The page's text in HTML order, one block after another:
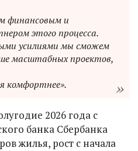
финансовым и
этого процесса.
усилиями мы сможем
масштабных проектов,
комфортнее».
2026 года с
банка Сбербанка
жилья, рост с начала